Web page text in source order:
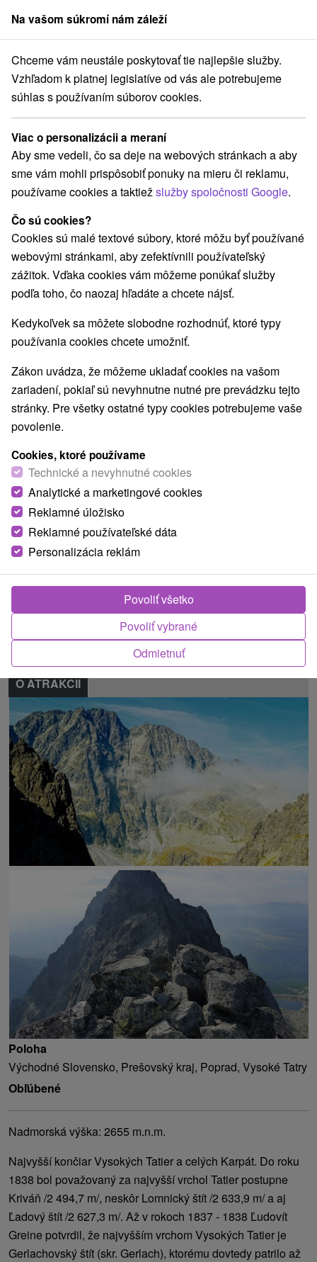
člen skupinySorger
Slovensko Prešovský kraj Vysoké Tatry Gerlachovský štít
Gerlachovský štít
Navigovať do miesta
Facebook
Vysoké TatryGPS:
N +49° 9' 50.12''
E +20° 8' 2.06''
Turistický región
Vysoké Tatry, v Tatrách, Východné Slovensko, Prešovský
Našli ste chybu alebo nám chcete odporučiť novú atrakciu
O ATRAKCII
Poloha
Východné Slovensko, Prešovský kraj, Poprad, Vysoké Tatry
Obľúbené
Nadmorská výška: 2655 m.n.m.
Najvyšší končiar Vysokých Tatier a celých Karpát. Do roku
1838 bol považovaný za najvyšší vrchol Tatier postupne
Kriváň /2 494,7 m/, neskôr Lomnický štít /2 633,9 m/ a aj
Ľadový štít /2 627,3 m/. Až v rokoch 1837 - 1838 Ľudovít
Greine potvrdil, že najvyšším vrchom Vysokých Tatier je
Gerlachovský štít (skr. Gerlach), ktorému dovtedy patrilo až
Na vašom súkromí nám záleží
Chceme vám neustále poskytovať tie najlepšie služby.
Vzhľadom k platnej legislatíve od vás ale potrebujeme
súhlas s používaním súborov cookies.
Viac o personalizácii a meraní
Aby sme vedeli, čo sa deje na webových stránkach a aby
sme vám mohli prispôsobiť ponuky na mieru či reklamu,
používame cookies a taktiežslužby spoločnosti Google.
Čo sú cookies?
Cookies sú malé textové súbory, ktoré môžu byť používané
webovými stránkami, aby zefektívnili používateľský
zážitok. Vďaka cookies vám môžeme ponúkať služby
podľa toho, čo naozaj hľadáte a chcete nájsť.
Kedykoľvek sa môžete slobodne rozhodnúť, ktoré typy
používania cookies chcete umožniť.
Zákon uvádza, že môžeme ukladať cookies na vašom
zariadení, pokiaľ sú nevyhnutne nutné pre prevádzku tejto
stránky. Pre všetky ostatné typy cookies potrebujeme vaše
povolenie.
Cookies, ktoré používame
Technické a nevyhnutné cookies
Analytické a marketingové cookies
Reklamné úložisko
Reklamné používateľské dáta
Personalizácia reklám
Odmietnuť
Povoliť vybrané
Povoliť všetko